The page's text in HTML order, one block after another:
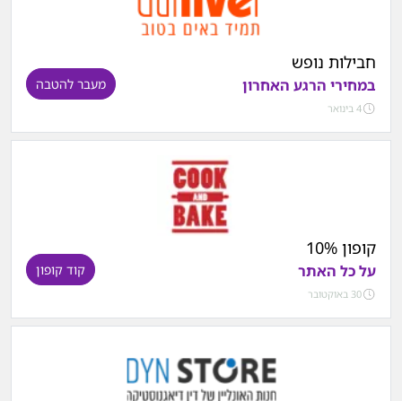
חבילות נופש
במחירי הרגע האחרון
4 בינואר
מעבר להטבה
קופון 10%
על כל האתר
30 באוקטובר
קוד קופון